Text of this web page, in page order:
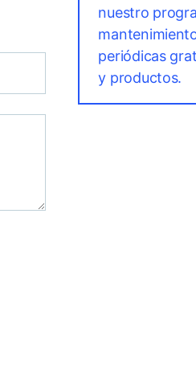
nuestro
periódicas
y productos.